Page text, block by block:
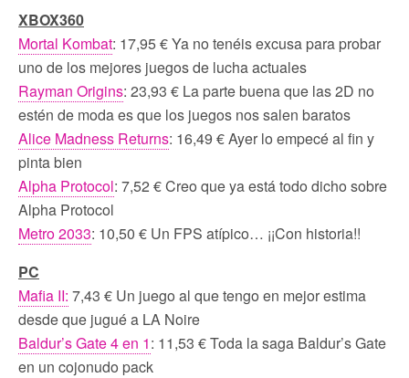
XBOX360
Mortal Kombat: 17,95 € Ya no tenéis excusa para probar
uno de los mejores juegos de lucha actuales
Rayman Origins: 23,93 € La parte buena que las 2D no
estén de moda es que los juegos nos salen baratos
Alice Madness Returns: 16,49 € Ayer lo empecé al fin y
pinta bien
Alpha Protocol: 7,52 € Creo que ya está todo dicho sobre
Alpha Protocol
Metro 2033: 10,50 € Un FPS atípico… ¡¡Con historia!!
PC
Mafia II: 7,43 € Un juego al que tengo en mejor estima
desde que jugué a LA Noire
Baldur’s Gate 4 en 1: 11,53 € Toda la saga Baldur’s Gate
en un cojonudo pack